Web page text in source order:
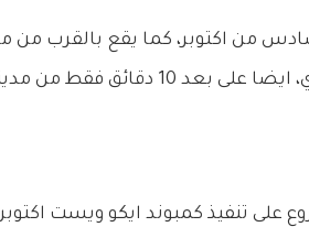
من اكتوبر، كما يقع بالقرب من